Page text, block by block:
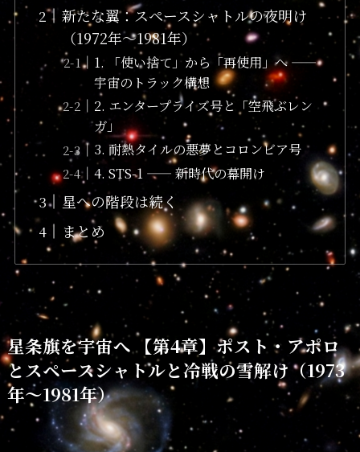
新たな翼：スペースシャトルの夜明け
（1972年〜1981年）
1. 「使い捨て」から「再使用」へ ——
宇宙のトラック構想
2. エンタープライズ号と「空飛ぶレン
ガ」
3. 耐熱タイルの悪夢とコロンビア号
4. STS-1 —— 新時代の幕開け
星への階段は続く
まとめ
星条旗を宇宙へ 【第4章】ポスト・アポロ
とスペースシャトルと冷戦の雪解け（1973
年〜1981年）